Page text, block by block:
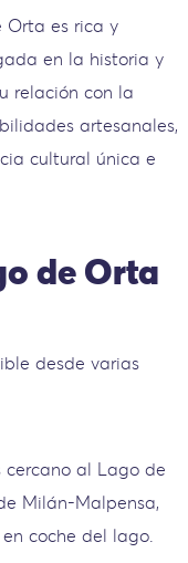
Orta es rica y
en la historia y
relación con la
artesanales,
cultural única e
de Orta
desde varias
cercano al Lago de
Milán-Malpensa,
coche del lago.